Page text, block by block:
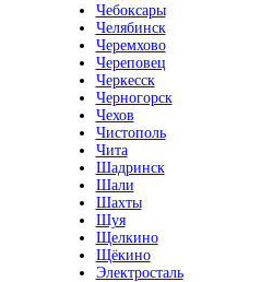
Чебоксары
Челябинск
Черемхово
Череповец
Черкесск
Черногорск
Чехов
Чистополь
Чита
Шадринск
Шали
Шахты
Шуя
Щелкино
Щёкино
Электросталь